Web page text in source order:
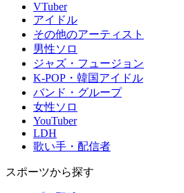
VTuber
アイドル
その他のアーティスト
男性ソロ
ジャズ・フュージョン
K-POP・韓国アイドル
バンド・グループ
女性ソロ
YouTuber
LDH
歌い手・配信者
スポーツから探す